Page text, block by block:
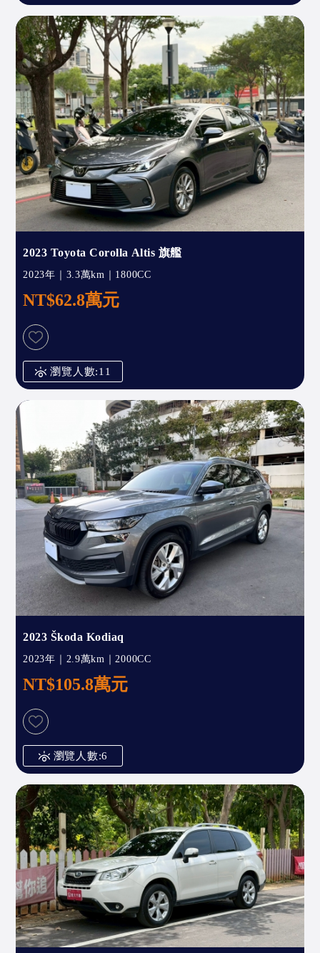
2023 Toyota Corolla Altis 旗艦
2023年｜3.3萬km｜1800CC
NT$62.8萬元
瀏覽人數:11
2023 Škoda Kodiaq
2023年｜2.9萬km｜2000CC
NT$105.8萬元
瀏覽人數:6